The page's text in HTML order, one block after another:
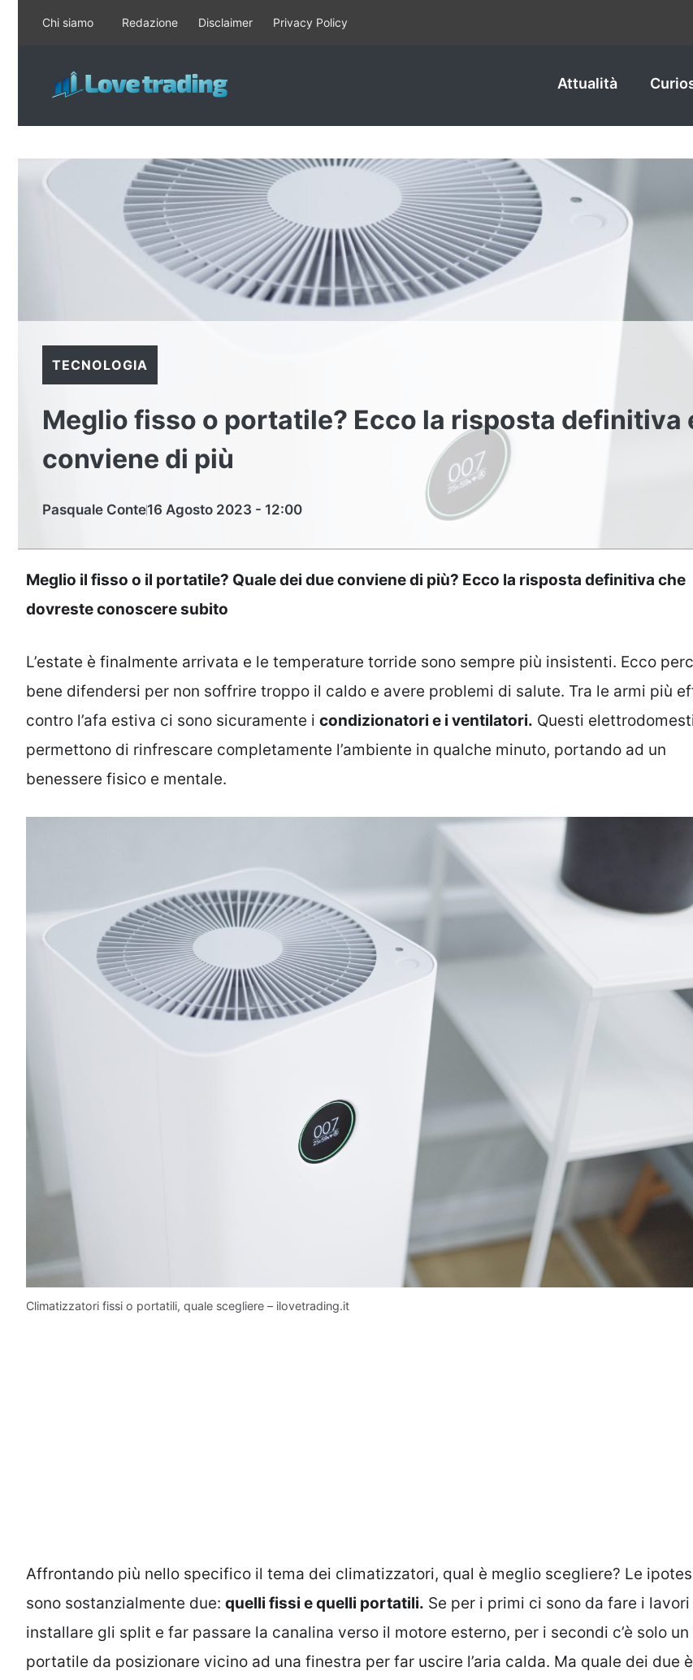
contenuto
Chi siamo Redazione Disclaimer Privacy Policy
Attualità
TECNOLOGIA
Meglio fisso o portatile? Ecco la risposta definitiva
conviene di più
Pasquale Conte16 Agosto 2023 - 12:00
Meglio il fisso o il portatile? Quale dei due conviene di più? Ecco la risposta definitiva che
dovreste conoscere subito
L’estate è finalmente arrivata e le temperature torride sono sempre più insistenti. Ecco
bene difendersi per non soffrire troppo il caldo e avere problemi di salute. Tra le armi più
contro l’afa estiva ci sono sicuramente i condizionatori e i ventilatori. Questi
permettono di rinfrescare completamente l’ambiente in qualche minuto, portando ad un
benessere fisico e mentale.
Climatizzatori fissi o portatili, quale scegliere – ilovetrading.it
Affrontando più nello specifico il tema dei climatizzatori, qual è meglio scegliere? Le
sono sostanzialmente due: quelli fissi e quelli portatili. Se per i primi ci sono da fare i
installare gli split e far passare la canalina verso il motore esterno, per i secondi c’è solo
portatile da posizionare vicino ad una finestra per far uscire l’aria calda. Ma quale dei due è